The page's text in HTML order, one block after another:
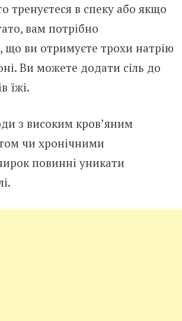
тренуєтеся в спеку або якщо
вам потрібно
що ви отримуєте трохи натрію
Ви можете додати сіль до
їжі.
з високим кров’яним
чи хронічними
повинні уникати